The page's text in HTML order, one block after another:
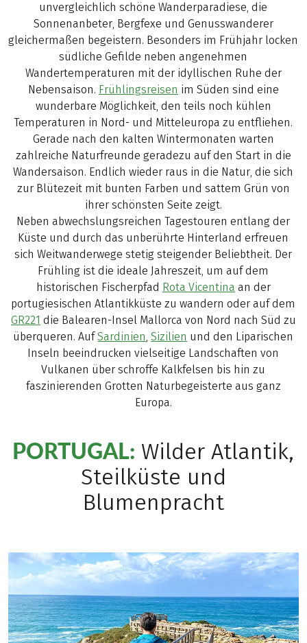
unvergleichlich schöne Wanderparadiese, die
Sonnenanbeter, Bergfexe und Genusswanderer
gleichermaßen begeistern. Besonders im Frühjahr locken
südliche Gefilde neben angenehmen
Wandertemperaturen mit der idyllischen Ruhe der
Nebensaison. Frühlingsreisen im Süden sind eine
wunderbare Möglichkeit, den teils noch kühlen
Temperaturen in Nord- und Mitteleuropa zu entfliehen.
Gerade nach den kalten Wintermonaten warten
zahlreiche Naturfreunde geradezu auf den Start in die
Wandersaison. Endlich wieder raus in die Natur, die sich
zur Blütezeit mit bunten Farben und sattem Grün von
ihrer schönsten Seite zeigt.
Neben abwechslungsreichen Tagestouren entlang der
Küste und durch das unberührte Hinterland erfreuen
sich Weitwanderwege stetig steigender Beliebtheit. Der
Frühling ist die ideale Jahreszeit, um auf dem
historischen Fischerpfad Rota Vicentina an der
portugiesischen Atlantikküste zu wandern oder auf dem
GR221 die Balearen-Insel Mallorca von Nord nach Süd zu
überqueren. AufSardinien,Sizilien und den Liparischen
Inseln beeindrucken vielseitige Landschaften von
Vulkanen über schroffe Kalkfelsen bis hin zu
faszinierenden Grotten Naturbegeisterte aus ganz
Europa.
PORTUGAL: Wilder Atlantik,
Steilküste und
Blumenpracht